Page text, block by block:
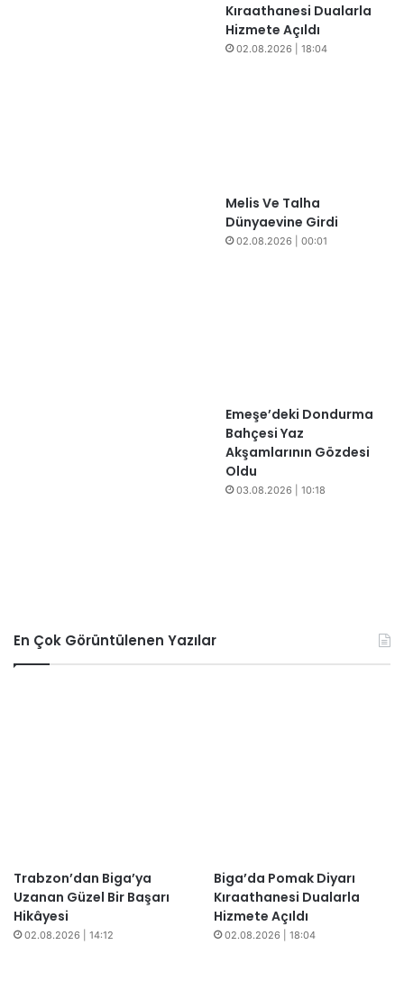
Kıraathanesi Dualarla
Hizmete Açıldı
02.08.2026 | 18:04
Melis Ve Talha
Dünyaevine Girdi
02.08.2026 | 00:01
​​Emeşe’deki Dondurma
Bahçesi Yaz
Akşamlarının Gözdesi
Oldu
03.08.2026 | 10:18
En Çok Görüntülenen Yazılar
Trabzon’dan Biga’ya
Uzanan Güzel Bir Başarı
Hikâyesi
02.08.2026 | 14:12
Biga’da Pomak Diyarı
Kıraathanesi Dualarla
Hizmete Açıldı
02.08.2026 | 18:04